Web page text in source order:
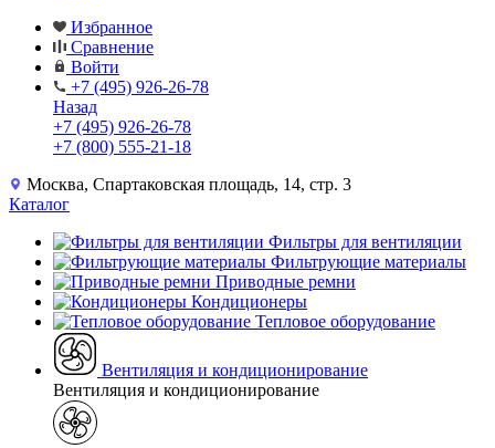
Избранное
Сравнение
Войти
+7 (495) 926-26-78
Назад
+7 (495) 926-26-78
+7 (800) 555-21-18
Москва, Спартаковская площадь, 14, стр. 3
Каталог
Фильтры для вентиляции
Фильтрующие материалы
Приводные ремни
Кондиционеры
Тепловое оборудование
Вентиляция и кондиционирование
Вентиляция и кондиционирование